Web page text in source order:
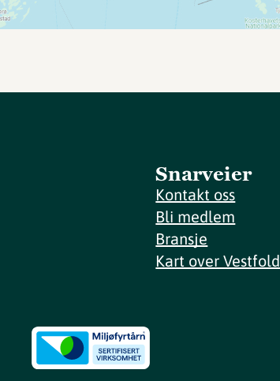
Snarveier
Kontakt oss
Bli medlem
Bransje
Kart over Vestfold